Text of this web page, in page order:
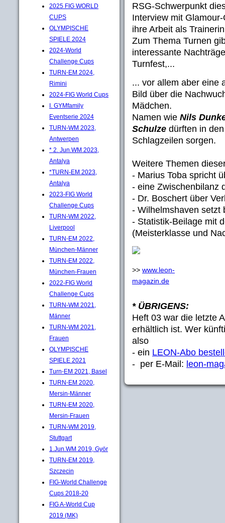
2025 FIG WORLD
CUPS
OLYMPISCHE
SPIELE 2024
2024-World
Challenge Cups
TURN-EM 2024,
Rimini
2024-FIG World Cups
I. GYMfamily
Eventserie 2024
TURN-WM 2023,
Antwerpen
* 2. Jun.WM 2023,
Antalya
*TURN-EM 2023,
Antalya
2023-FIG World
Challenge Cups
TURN-WM 2022,
Liverpool
TURN-EM 2022,
München-Männer
TURN-EM 2022,
München-Frauen
2022-FIG World
Challenge Cups
TURN-WM 2021,
Männer
TURN-WM 2021,
Frauen
OLYMPISCHE
SPIELE 2021
Turn-EM 2021, Basel
TURN-EM 2020,
Mersin-Männer
TURN-EM 2020,
Mersin-Frauen
TURN-WM 2019,
Stuttgart
1.Jun.WM 2019, Györ
TURN-EM 2019,
Szczecin
FIG-World Challenge
Cups 2018-20
FIG A-World Cup
2019 (MK)
RSG-Schwerpunkt
Interview mit
ihre Arbeit als
Zum Thema Turnen
interessante
Turnfest,...
... vor allem aber eine
Bild über die
Mädchen.
Namen wie Nils
Schulze dürften in
Schlagzeilen sorgen.
Weitere Themen
- Marius Toba spricht
- eine Zwischenbilanz
- Dr. Boschert über
- Wilhelmshaven setzt
- Statistik-Beilage mit
(Meisterklasse und
>> www.leon-
magazin.de
* ÜBRIGENS:
Heft 03 war die letzte
erhältlich ist. Wer
also
- ein LEON-Abo
- per E-Mail: leon-